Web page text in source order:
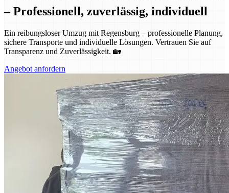
– Professionell, zuverlässig, individuell
Ein reibungsloser Umzug mit Regensburg – professionelle Planung,
sichere Transporte und individuelle Lösungen. Vertrauen Sie auf
Transparenz und Zuverlässigkeit. 🏡
Angebot anfordern